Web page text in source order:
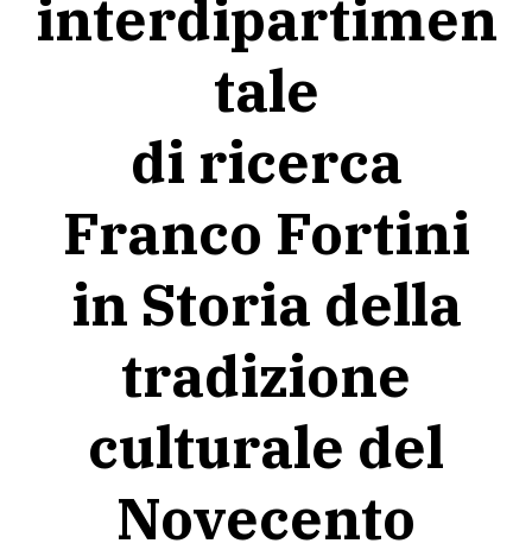
interdipartimen
tale
di ricerca
Franco Fortini
in Storia della
tradizione
culturale del
Novecento